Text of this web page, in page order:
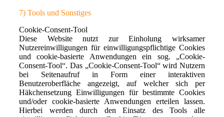
7) Tools und Sonstiges
Cookie-Consent-Tool
Diese Website nutzt zur Einholung wirksamer
Nutzereinwilligungen für einwilligungspflichtige Cookies
und cookie-basierte Anwendungen ein sog. „Cookie-
Consent-Tool“. Das „Cookie-Consent-Tool“ wird Nutzern
bei Seitenaufruf in Form einer interaktiven
Benutzeroberfläche angezeigt, auf welcher sich per
Häkchensetzung Einwilligungen für bestimmte Cookies
und/oder cookie-basierte Anwendungen erteilen lassen.
Hierbei werden durch den Einsatz des Tools alle